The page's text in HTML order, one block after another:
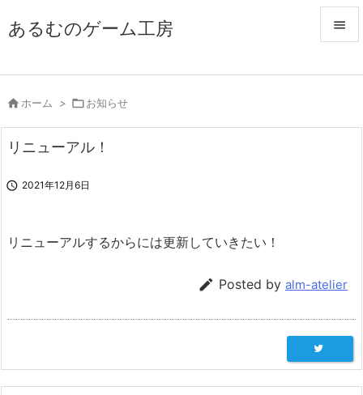
あるむのゲーム工房 
メニュ
 ホーム > お知らせ
リニューアル！
 2021年12月6日
リニューアルするからには更新していきたい！
 Posted by alm-atelier